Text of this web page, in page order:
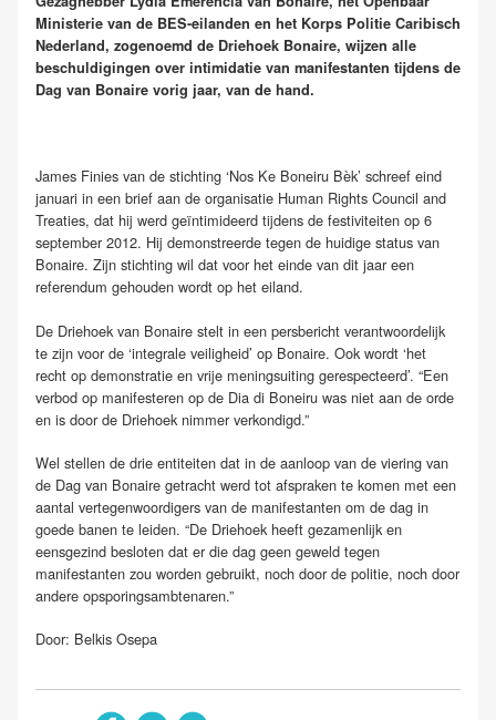
Ministerie van de BES-eilanden en het Korps Politie Caribisch
Nederland, zogenoemd de Driehoek Bonaire, wijzen alle
beschuldigingen over intimidatie van manifestanten tijdens de
Dag van Bonaire vorig jaar, van de hand.
James Finies van de stichting ‘Nos Ke Boneiru Bèk’ schreef eind
januari in een brief aan de organisatie Human Rights Council and
Treaties, dat hij werd geïntimideerd tijdens de festiviteiten op 6
september 2012. Hij demonstreerde tegen de huidige status van
Bonaire. Zijn stichting wil dat voor het einde van dit jaar een
referendum gehouden wordt op het eiland.
De Driehoek van Bonaire stelt in een persbericht verantwoordelijk
te zijn voor de ‘integrale veiligheid’ op Bonaire. Ook wordt ‘het
recht op demonstratie en vrije meningsuiting gerespecteerd’. “Een
verbod op manifesteren op de Dia di Boneiru was niet aan de orde
en is door de Driehoek nimmer verkondigd.”
Wel stellen de drie entiteiten dat in de aanloop van de viering van
de Dag van Bonaire getracht werd tot afspraken te komen met een
aantal vertegenwoordigers van de manifestanten om de dag in
goede banen te leiden. “De Driehoek heeft gezamenlijk en
eensgezind besloten dat er die dag geen geweld tegen
manifestanten zou worden gebruikt, noch door de politie, noch door
andere opsporingsambtenaren.”
Door: Belkis Osepa